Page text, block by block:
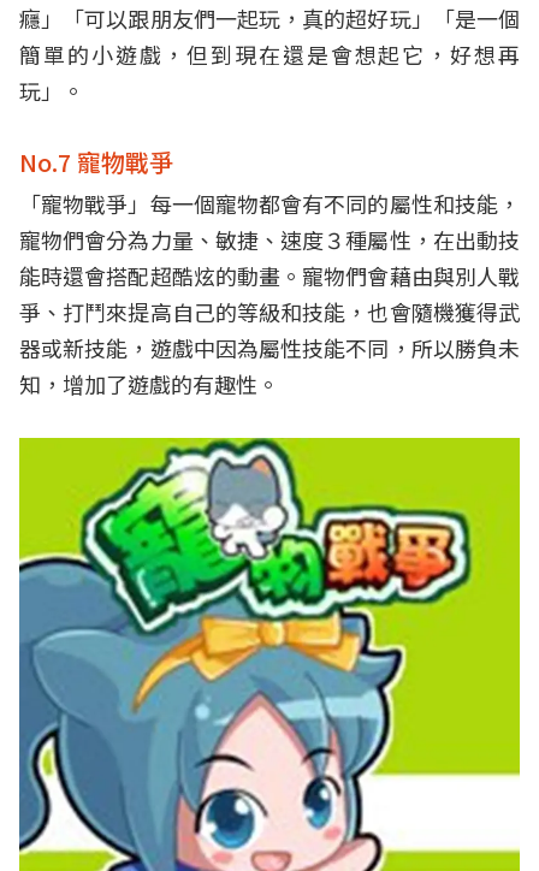
癮」「可以跟朋友們一起玩，真的超好玩」「是一個
簡單的小遊戲，但到現在還是會想起它，好想再
玩」。
No.7 寵物戰爭
「寵物戰爭」每一個寵物都會有不同的屬性和技能，
寵物們會分為力量、敏捷、速度３種屬性，在出動技
能時還會搭配超酷炫的動畫。寵物們會藉由與別人戰
爭、打鬥來提高自己的等級和技能，也會隨機獲得武
器或新技能，遊戲中因為屬性技能不同，所以勝負未
知，增加了遊戲的有趣性。